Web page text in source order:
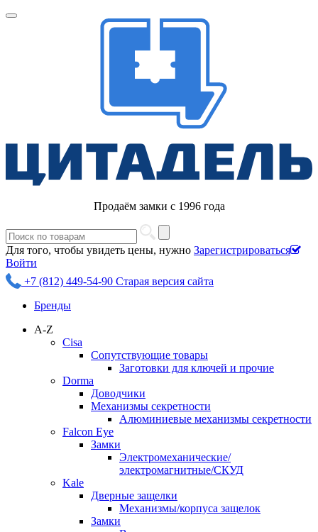
Продаём замки с 1996 года
Для того, чтобы увидеть цены, нужно Зарегистрироваться
Войти
+7 (812) 449-54-90 Старая версия сайта
Бренды
A-Z
Cisa
Сопутствующие товары
Заготовки для ключей и прочие
Dorma
Доводчики
Механизмы секретности
Алюминиевые механизмы секретности
Falcon Eye
Замки
Электромеханические/
электромагнитные/СКУД
Kale
Дверные защелки
Механизмы/корпуса защелок
Замки